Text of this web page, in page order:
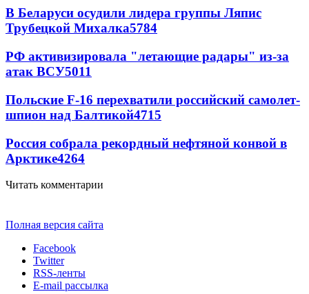
В Беларуси осудили лидера группы Ляпис
Трубецкой Михалка5784
РФ активизировала "летающие радары" из-за
атак ВСУ5011
Польские F-16 перехватили российский самолет-
шпион над Балтикой4715
Россия собрала рекордный нефтяной конвой в
Арктике4264
Читать комментарии
Полная версия сайта
Facebook
Twitter
RSS-ленты
E-mail рассылка